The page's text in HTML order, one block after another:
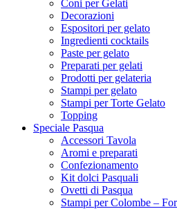
Coni per Gelati
Decorazioni
Espositori per gelato
Ingredienti cocktails
Paste per gelato
Preparati per gelati
Prodotti per gelateria
Stampi per gelato
Stampi per Torte Gelato
Topping
Speciale Pasqua
Accessori Tavola
Aromi e preparati
Confezionamento
Kit dolci Pasquali
Ovetti di Pasqua
Stampi per Colombe –